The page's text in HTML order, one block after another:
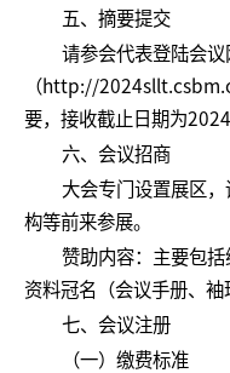
五、摘要提交
请参会代表登陆会议
（http://
要，接收截止日期为
六、会议招商
大会专门设置展区
构等前来参展。
赞助内容：主要包
资料冠名（会议手册、袖
七、会议注册
（一）缴费标准